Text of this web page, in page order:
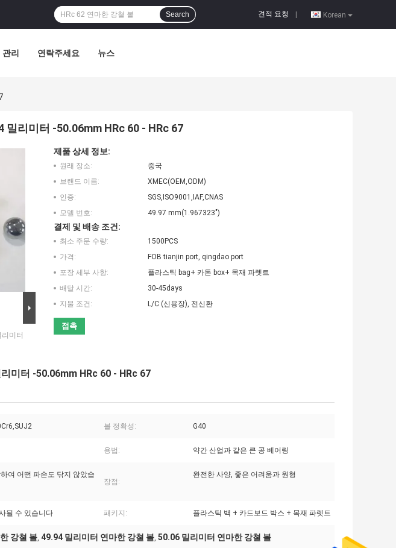
Korean
견적 요청
Search
리 연락주세요 뉴스
밀리미터 -50.06mm HRc 60 - HRc 67
미터
제품 상세 정보:
원래 장소:
중국
브랜드 이름:
XMEC(OEM,ODM)
인증:
SGS,ISO9001,IAF,CNAS
모델 번호:
49.97 mm(1.967323")
결제 및 배송 조건:
최소 주문 수량:
1500PCS
가격:
FOB tianjin port, qingdao port
포장 세부 사항:
플라스틱 bag+ 카돈 box+ 목재 파렛트
배달 시간:
30-45days
지불 조건:
L/C (신용장), 전신환
접촉
미터 -50.06mm HRc 60 - HRc 67
볼 정확성: G40
용법: 약간 산업과 같은 큰 공 베어링
여 어떤 파손도 닦지 않았습
장점:
완전한 사양, 좋은 어려움과 원형
될 수 있습니다 패키지: 플라스틱 백 + 카드보드 박스 + 목재 파렛트
강쳘 볼, 49.94 밀리미터 연마한 강쳘 볼, 50.06 밀리미터 연마한 강쳘 볼